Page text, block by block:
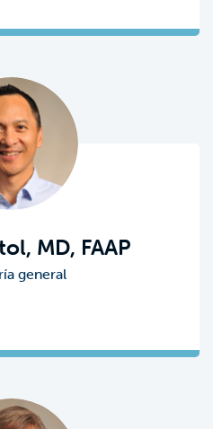
MD, FAAP
general